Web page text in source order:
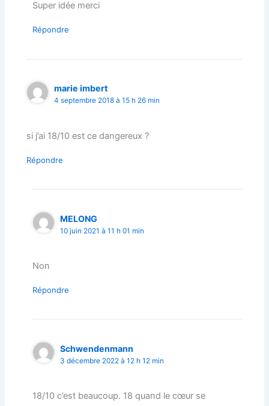
Super idée merci
Répondre
marie imbert
4 septembre 2018 à 15 h 26 min
si j’ai 18/10 est ce dangereux ?
Répondre
MELONG
10 juin 2021 à 11 h 01 min
Non
Répondre
Schwendenmann
3 décembre 2022 à 12 h 12 min
18/10 c’est beaucoup. 18 quand le cœur se